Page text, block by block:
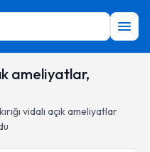
ameliyatlar,
vidalı açık ameliyatlar